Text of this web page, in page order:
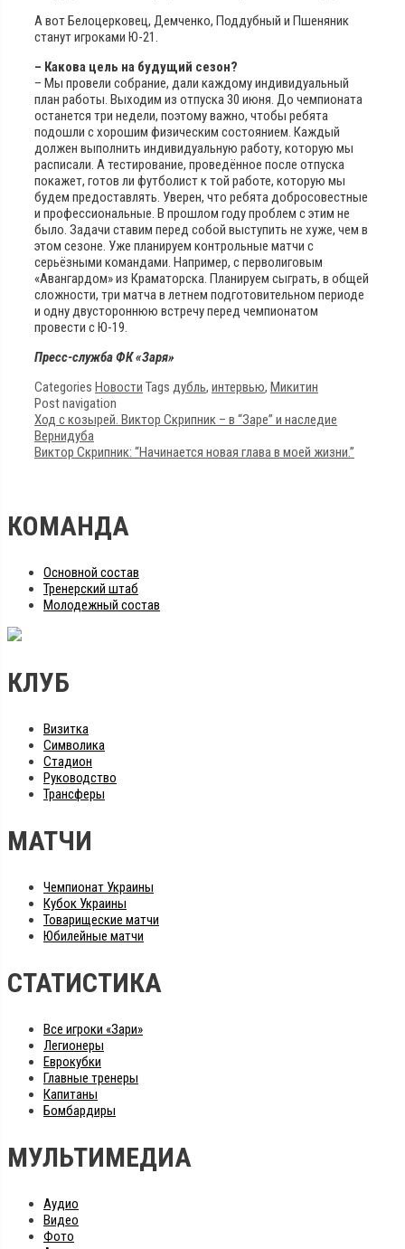
А вот Белоцерковец, Демченко, Поддубный и Пшеняник
станут игроками Ю-21.
– Какова цель на будущий сезон?
– Мы провели собрание, дали каждому индивидуальный
план работы. Выходим из отпуска 30 июня. До чемпионата
останется три недели, поэтому важно, чтобы ребята
подошли с хорошим физическим состоянием. Каждый
должен выполнить индивидуальную работу, которую мы
расписали. А тестирование, проведённое после отпуска
покажет, готов ли футболист к той работе, которую мы
будем предоставлять. Уверен, что ребята добросовестные
и профессиональные. В прошлом году проблем с этим не
было. Задачи ставим перед собой выступить не хуже, чем в
этом сезоне. Уже планируем контрольные матчи с
серьёзными командами. Например, с перволиговым
«Авангардом» из Краматорска. Планируем сыграть, в общей
сложности, три матча в летнем подготовительном периоде
и одну двустороннюю встречу перед чемпионатом
провести с Ю-19.
Пресс-служба ФК «Заря»
Categories Новости Tags дубль, интервью, Микитин
Post navigation
Ход с козырей. Виктор Скрипник – в “Заре” и наследие
Вернидуба
Виктор Скрипник: “Начинается новая глава в моей жизни.”
КОМАНДА
Основной состав
Тренерский штаб
Молодежный состав
КЛУБ
Визитка
Символика
Стадион
Руководство
Трансферы
МАТЧИ
Чемпионат Украины
Кубок Украины
Товарищеские матчи
Юбилейные матчи
СТАТИСТИКА
Все игроки «Зари»
Легионеры
Еврокубки
Главные тренеры
Капитаны
Бомбардиры
МУЛЬТИМЕДИА
Аудио
Видео
Фото